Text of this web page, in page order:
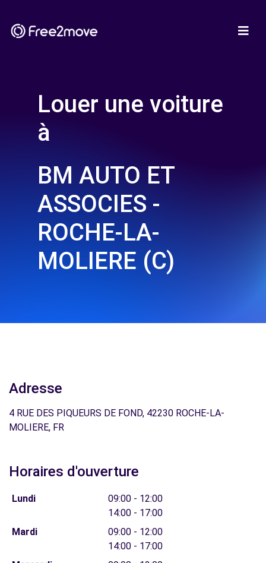
Louer une voiture
à
BM AUTO ET
ASSOCIES -
ROCHE-LA-
MOLIERE (C)
Adresse
4 RUE DES PIQUEURS DE FOND, 42230 ROCHE-LA-
MOLIERE, FR
Horaires d'ouverture
Lundi
09:00 - 12:00
14:00 - 17:00
Mardi
09:00 - 12:00
14:00 - 17:00